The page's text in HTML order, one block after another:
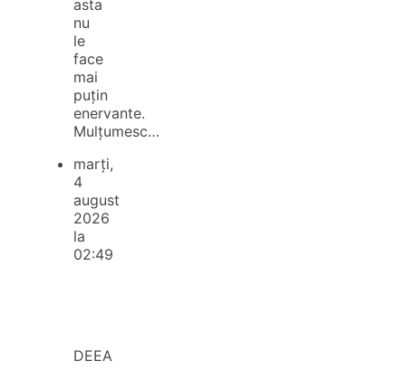
asta
nu
le
face
mai
puțin
enervante.
Mulțumesc…
marți,
4
august
2026
la
02:49
DEEA